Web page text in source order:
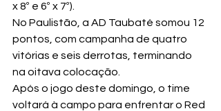
x 8º e 6º x 7º).
No Paulistão, a AD Taubaté somou 12
pontos, com campanha de quatro
vitórias e seis derrotas, terminando
na oitava colocação.
Após o jogo deste domingo, o time
voltará à campo para enfrentar o Red